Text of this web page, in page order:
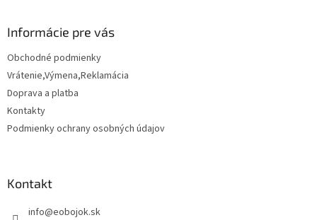
Informácie pre vás
Obchodné podmienky
Vrátenie,Výmena,Reklamácia
Doprava a platba
Kontakty
Podmienky ochrany osobných údajov
Kontakt
info@eobojok.sk